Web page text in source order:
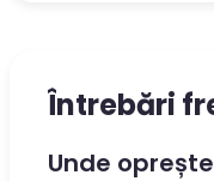
Întrebări
Unde